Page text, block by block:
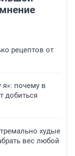
рецептов от
почему в
добиться
худые
вес любой